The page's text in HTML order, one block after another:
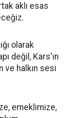
aklı esas
olarak
değil, Kars'ın
ve halkın sesi
emeklimize,